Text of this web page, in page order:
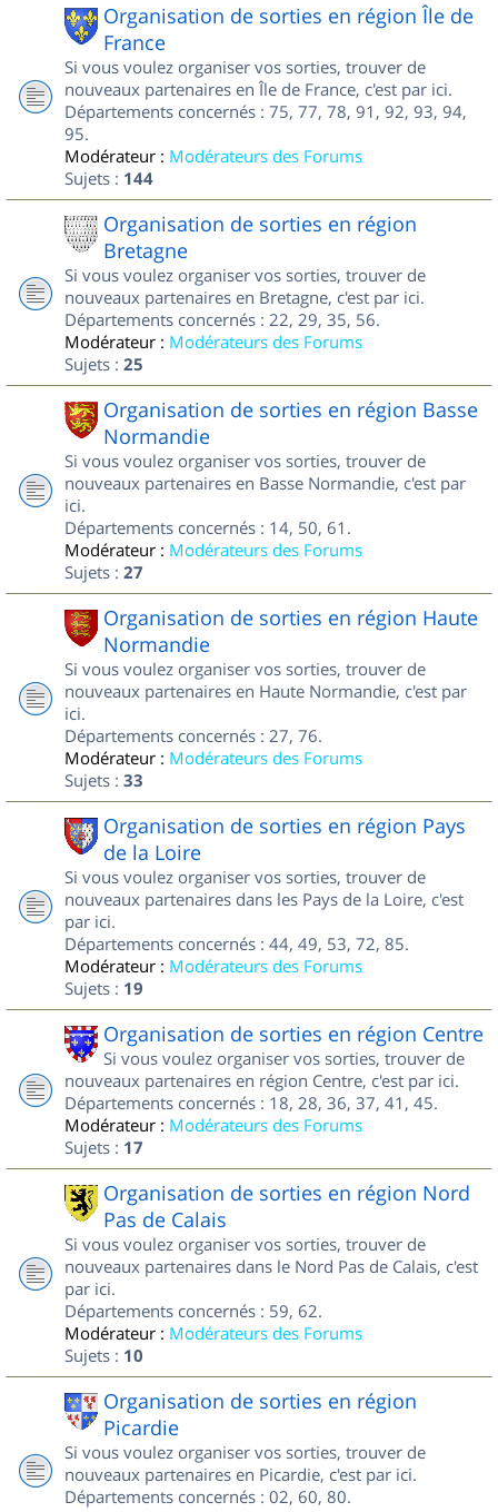
Organisation de sorties en région Île de
France
Si vous voulez organiser vos sorties, trouver de
nouveaux partenaires en Île de France, c'est par ici.
Départements concernés : 75, 77, 78, 91, 92, 93, 94,
95.
Modérateur : Modérateurs des Forums
Sujets : 144
Organisation de sorties en région
Bretagne
Si vous voulez organiser vos sorties, trouver de
nouveaux partenaires en Bretagne, c'est par ici.
Départements concernés : 22, 29, 35, 56.
Modérateur : Modérateurs des Forums
Sujets : 25
Organisation de sorties en région Basse
Normandie
Si vous voulez organiser vos sorties, trouver de
nouveaux partenaires en Basse Normandie, c'est par
ici.
Départements concernés : 14, 50, 61.
Modérateur : Modérateurs des Forums
Sujets : 27
Organisation de sorties en région Haute
Normandie
Si vous voulez organiser vos sorties, trouver de
nouveaux partenaires en Haute Normandie, c'est par
ici.
Départements concernés : 27, 76.
Modérateur : Modérateurs des Forums
Sujets : 33
Organisation de sorties en région Pays
de la Loire
Si vous voulez organiser vos sorties, trouver de
nouveaux partenaires dans les Pays de la Loire, c'est
par ici.
Départements concernés : 44, 49, 53, 72, 85.
Modérateur : Modérateurs des Forums
Sujets : 19
Organisation de sorties en région Centre
Si vous voulez organiser vos sorties, trouver de
nouveaux partenaires en région Centre, c'est par ici.
Départements concernés : 18, 28, 36, 37, 41, 45.
Modérateur : Modérateurs des Forums
Sujets : 17
Organisation de sorties en région Nord
Pas de Calais
Si vous voulez organiser vos sorties, trouver de
nouveaux partenaires dans le Nord Pas de Calais, c'est
par ici.
Départements concernés : 59, 62.
Modérateur : Modérateurs des Forums
Sujets : 10
Organisation de sorties en région
Picardie
Si vous voulez organiser vos sorties, trouver de
nouveaux partenaires en Picardie, c'est par ici.
Départements concernés : 02, 60, 80.